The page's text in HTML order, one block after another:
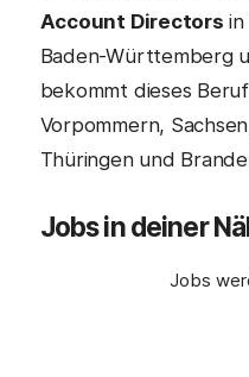
Account Directors in
Baden-Württemberg
bekommt dieses
Vorpommern,
Thüringen und
Jobs in deiner
Jobs